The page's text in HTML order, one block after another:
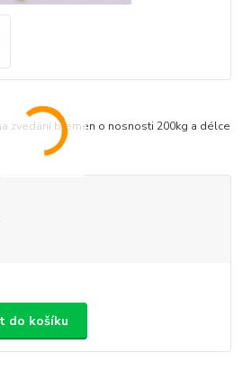
zvedání břemen o nosnosti 200kg a délce
do košíku